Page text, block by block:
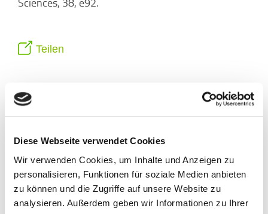
Diese Webseite verwendet Cookies
Wir verwenden Cookies, um Inhalte und Anzeigen zu
personalisieren, Funktionen für soziale Medien anbieten
zu können und die Zugriffe auf unsere Website zu
analysieren. Außerdem geben wir Informationen zu Ihrer
Teilen